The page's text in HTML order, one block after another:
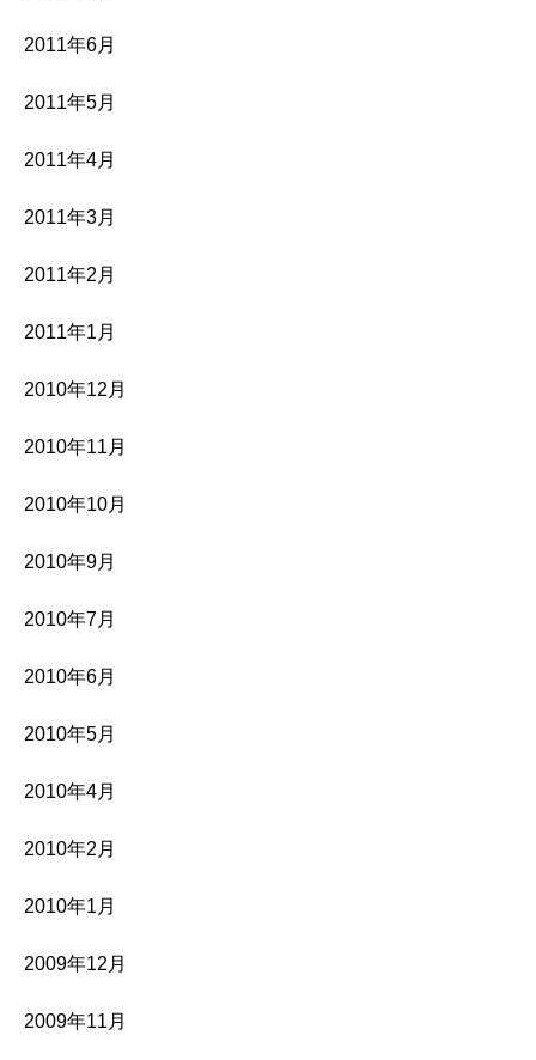
2011年6月
2011年5月
2011年4月
2011年3月
2011年2月
2011年1月
2010年12月
2010年11月
2010年10月
2010年9月
2010年7月
2010年6月
2010年5月
2010年4月
2010年2月
2010年1月
2009年12月
2009年11月